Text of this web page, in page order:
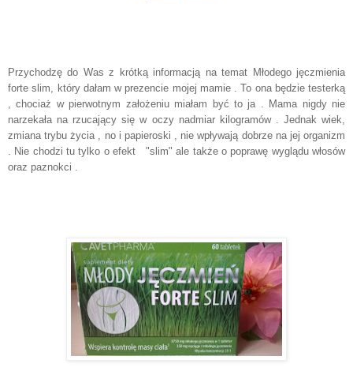
Przychodzę do Was z krótką informacją na temat Młodego jęczmienia
forte slim, który dałam w prezencie mojej mamie . To ona będzie testerką
, chociaż w pierwotnym założeniu miałam być to ja . Mama nigdy nie
narzekała na rzucający się w oczy nadmiar kilogramów . Jednak wiek,
zmiana trybu życia , no i papieroski , nie wpływają dobrze na jej organizm
. Nie chodzi tu tylko o efekt "slim" ale także o poprawę wyglądu włosów
oraz paznokci .